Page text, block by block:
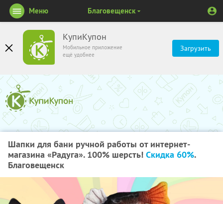
КупиКупон
Мобильное приложение
ещё удобнее
Загрузить
Меню Благовещенск
Шапки для бани ручной работы от интернет-
магазина «Радуга». 100% шерсть! Скидка 60%.
Благовещенск